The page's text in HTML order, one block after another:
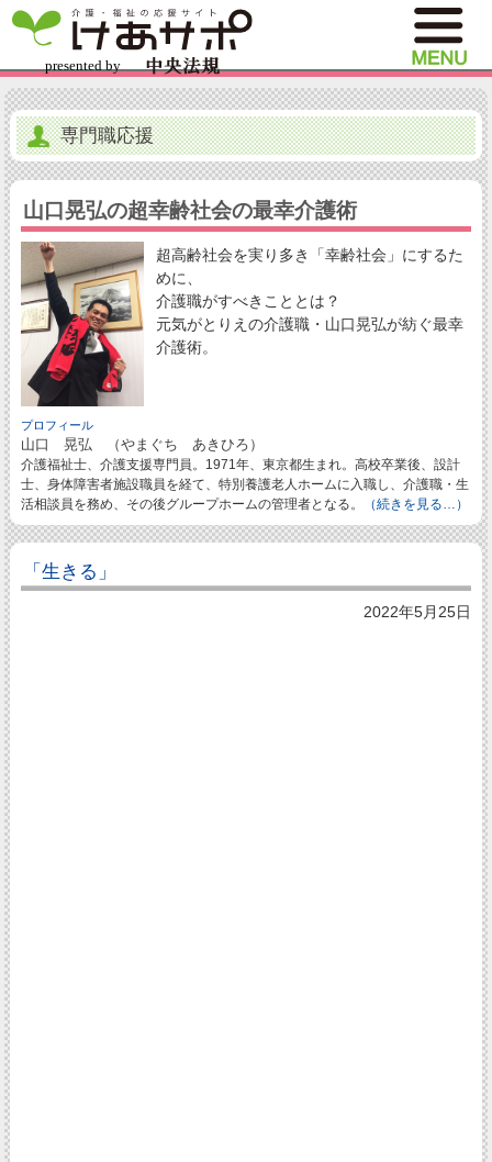
専門職応援
山口晃弘の超幸齢社会の最幸介護術
超高齢社会を実り多き「幸齢社会」にするた
めに、
介護職がすべきこととは？
元気がとりえの介護職・山口晃弘が紡ぐ最幸
介護術。
プロフィール
山口 晃弘 （やまぐち あきひろ）
介護福祉士、介護支援専門員。1971年、東京都生まれ。高校卒業後、設計
士、身体障害者施設職員を経て、特別養護老人ホームに入職し、介護職・生
活相談員を務め、その後グループホームの管理者となる。
（続きを見る…）
「生きる」
2022年5月25日